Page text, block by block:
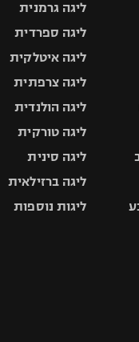
ליגה גרמנית
ליגה ספרדית
ליגה איטלקית
ליגה צרפתית
ליגה הולנדית
ליגה טורקית
ליגה סינית
ליגה ברזילאית
ליגות נוספות